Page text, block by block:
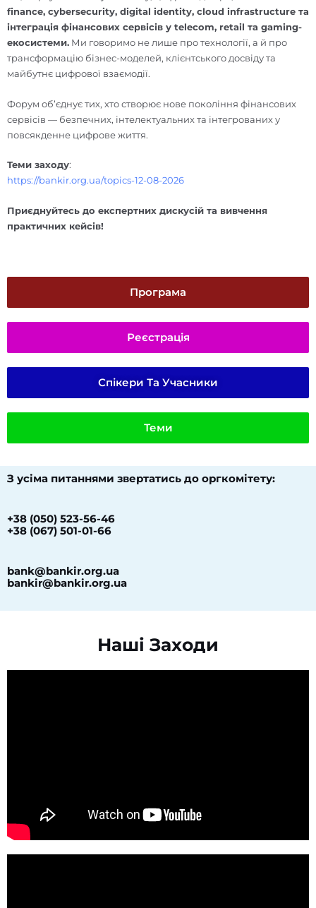
finance, cybersecurity, digital identity, cloud infrastructure та
інтеграція фінансових сервісів у telecom, retail та gaming-
екосистеми. Ми говоримо не лише про технології, а й про
трансформацію бізнес-моделей, клієнтського досвіду та
майбутнє цифрової взаємодії.
Форум об’єднує тих, хто створює нове покоління фінансових
сервісів — безпечних, інтелектуальних та інтегрованих у
повсякденне цифрове життя.
Теми заходу:
https://bankir.org.ua/topics-12-08-2026
Приєднуйтесь до експертних дискусій та вивчення
практичних кейсів!
Програма
Реєстрація
Спікери Та Учасники
Теми
З усіма питаннями звертатись до оргкомітету:​
+38 (050) 523-56-46
+38 (067) 501-01-66
bank@bankir.org.ua
bankir@bankir.org.ua
Наші Заходи​